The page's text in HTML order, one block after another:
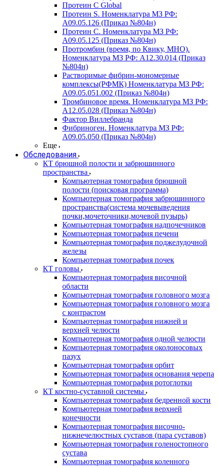
Протеин C Global
Протеин S. Номенклатура МЗ РФ:
A09.05.126 (Приказ №804н)
Протеин С. Номенклатура МЗ РФ:
A09.05.125 (Приказ №804н)
Протромбин (время, по Квику, МНО).
Номенклатура МЗ РФ: A12.30.014 (Приказ
№804н)
Растворимые фибрин-мономерные
комплексы(РФМК) Номенклатура МЗ РФ:
A09.05.051.002 (Приказ №804н)
Тромбиновое время. Номенклатура МЗ РФ:
A12.05.028 (Приказ №804н)
Фактор Виллебранда
Фибриноген. Номенклатура МЗ РФ:
A09.05.050 (Приказ №804н)
Еще
Обследования
КТ брюшной полости и забрюшинного
пространства
Компьютерная томография брюшной
полости (поисковая программа)
Компьютерная томография забрюшинного
пространства(система мочевыведения
почки,мочеточники,мочевой пузырь)
Компьютерная томография надпочечников
Компьютерная томография печени
Компьютерная томография поджелудочной
железы
Компьютерная томография почек
КТ головы
Компьютерная томография височной
области
Компьютерная томография головного мозга
Компьютерная томография головного мозга
с контрастом
Компьютерная томография нижней и
верхней челюсти
Компьютерная томография одной челюсти
Компьютерная томография околоносовых
пазух
Компьютерная томография орбит
Компьютерная томография основания черепа
Компьютерная томография ротоглотки
КТ костно-суставной системы
Компьютерная томография бедренной кости
Компьютерная томография верхней
конечности
Компьютерная томография височно-
нижнечелюстных суставов (пара суставов)
Компьютерная томография голеностопного
сустава
Компьютерная томография коленного